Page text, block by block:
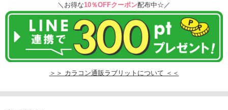
＼お得な10％OFFクーポン配布中☆／
＞＞ カラコン通販ラブリットについて ＜＜